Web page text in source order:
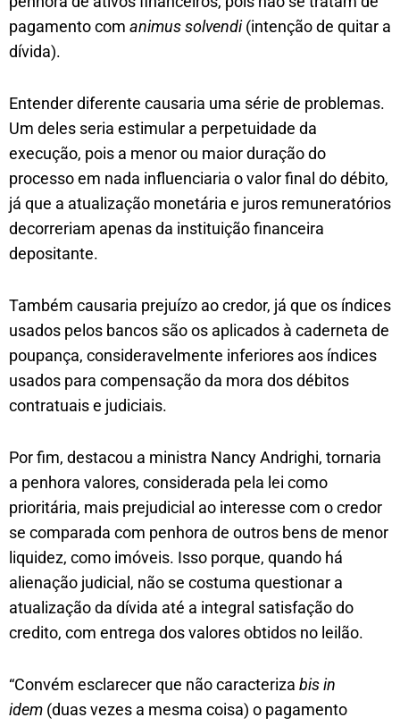
pagamento com animus solvendi(intenção de quitar a
dívida).
Entender diferente causaria uma série de problemas.
Um deles seria estimular a perpetuidade da
execução, pois a menor ou maior duração do
processo em nada influenciaria o valor final do débito,
já que a atualização monetária e juros remuneratórios
decorreriam apenas da instituição financeira
depositante.
Também causaria prejuízo ao credor, já que os índices
usados pelos bancos são os aplicados à caderneta de
poupança, consideravelmente inferiores aos índices
usados para compensação da mora dos débitos
contratuais e judiciais.
Por fim, destacou a ministra Nancy Andrighi, tornaria
a penhora valores, considerada pela lei como
prioritária, mais prejudicial ao interesse com o credor
se comparada com penhora de outros bens de menor
liquidez, como imóveis. Isso porque, quando há
alienação judicial, não se costuma questionar a
atualização da dívida até a integral satisfação do
credito, com entrega dos valores obtidos no leilão.
“Convém esclarecer que não caracteriza bis in
idem (duas vezes a mesma coisa) o pagamento